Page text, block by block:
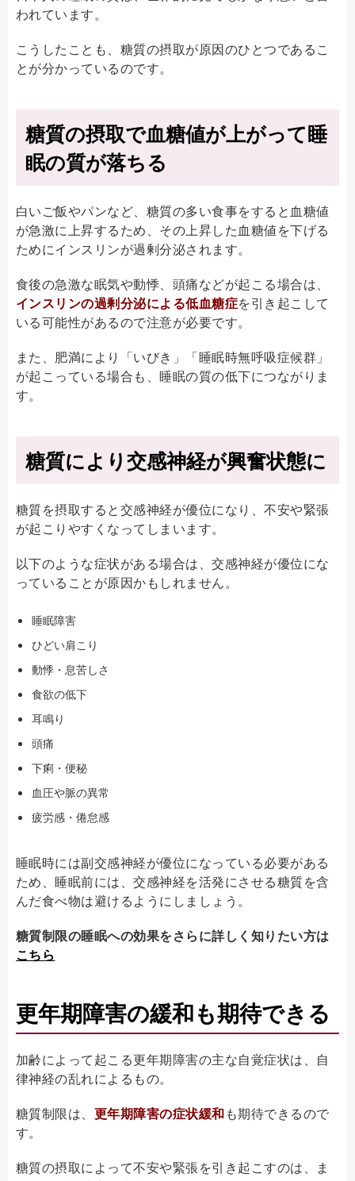
われています。
こうしたことも、糖質の摂取が原因のひとつであるこ
とが分かっているのです。
糖質の摂取で血糖値が上がって睡
眠の質が落ちる
白いご飯やパンなど、糖質の多い食事をすると血糖値
が急激に上昇するため、その上昇した血糖値を下げる
ためにインスリンが過剰分泌されます。
食後の急激な眠気や動悸、頭痛などが起こる場合は、
インスリンの過剰分泌による低血糖症を引き起こして
いる可能性があるので注意が必要です。
また、肥満により「いびき」「睡眠時無呼吸症候群」
が起こっている場合も、睡眠の質の低下につながりま
す。
糖質により交感神経が興奮状態に
糖質を摂取すると交感神経が優位になり、不安や緊張
が起こりやすくなってしまいます。
以下のような症状がある場合は、交感神経が優位にな
っていることが原因かもしれません。
睡眠障害
ひどい肩こり
動悸・息苦しさ
食欲の低下
耳鳴り
頭痛
下痢・便秘
血圧や脈の異常
疲労感・倦怠感
睡眠時には副交感神経が優位になっている必要がある
ため、睡眠前には、交感神経を活発にさせる糖質を含
んだ食べ物は避けるようにしましょう。
糖質制限の睡眠への効果をさらに詳しく知りたい方は
こちら
更年期障害の緩和も期待できる
加齢によって起こる更年期障害の主な自覚症状は、自
律神経の乱れによるもの。
糖質制限は、 更年期障害の症状緩和も期待できるので
す。
糖質の摂取によって不安や緊張を引き起こすのは、ま